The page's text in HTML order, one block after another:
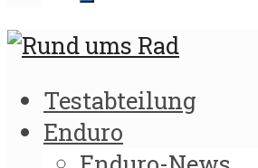
Testabteilung
Enduro